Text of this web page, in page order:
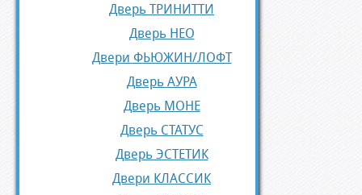
Дверь ТРИНИТТИ
Дверь НЕО
Двери ФЬЮЖИН/ЛОФТ
Дверь АУРА
Дверь МОНЕ
Дверь СТАТУС
Дверь ЭСТЕТИК
Двери КЛАССИК